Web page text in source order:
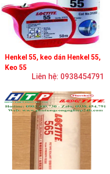
Henkel 55, keo dán Henkel 55,
Keo 55
Liên hệ: 0938454791